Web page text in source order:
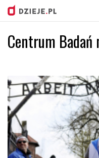
Centrum Badań